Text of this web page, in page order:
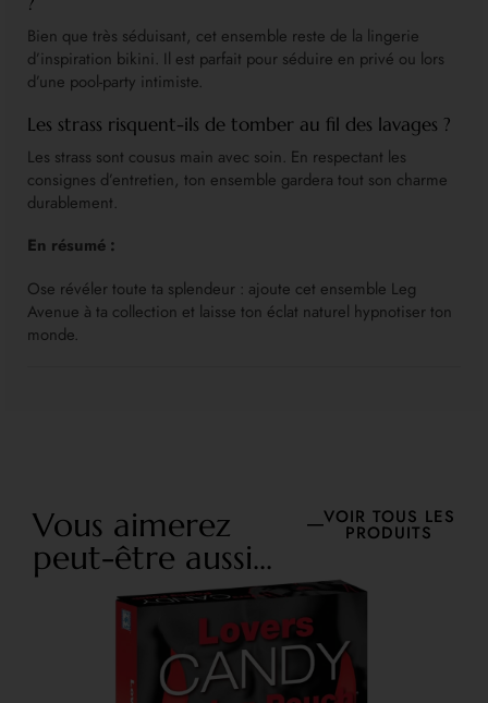
Bien que très séduisant, cet ensemble reste de la lingerie
d’inspiration bikini. Il est parfait pour séduire en privé ou lors
d’une pool-party intimiste.
Les strass risquent-ils de tomber au fil des lavages ?
Les strass sont cousus main avec soin. En respectant les
consignes d’entretien, ton ensemble gardera tout son charme
durablement.
En résumé :
Ose révéler toute ta splendeur : ajoute cet ensemble Leg
Avenue à ta collection et laisse ton éclat naturel hypnotiser ton
monde.
Vous aimerez
peut-être aussi...
VOIR TOUS LES
PRODUITS